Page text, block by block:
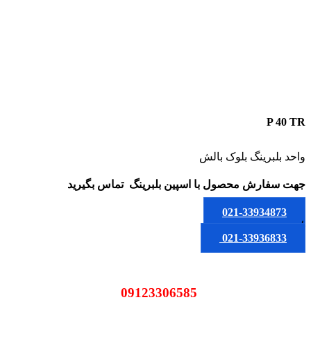
P 40 TR
واحد بلبرینگ بلوک بالش
جهت سفارش محصول با اسپین بلبرینگ تماس بگیرید
021-33934873
یا
021-33936833